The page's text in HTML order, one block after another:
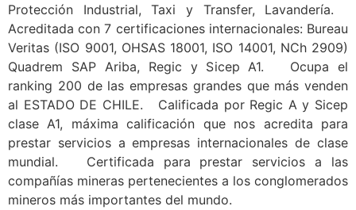
Protección Industrial, Taxi y Transfer, Lavandería.
Acreditada con 7 certificaciones internacionales: Bureau
Veritas (ISO 9001, OHSAS 18001, ISO 14001, NCh 2909)
Quadrem SAP Ariba, Regic y Sicep A1. Ocupa el
ranking 200 de las empresas grandes que más venden
al ESTADO DE CHILE. Calificada por Regic A y Sicep
clase A1, máxima calificación que nos acredita para
prestar servicios a empresas internacionales de clase
mundial. Certificada para prestar servicios a las
compañías mineras pertenecientes a los conglomerados
mineros más importantes del mundo.